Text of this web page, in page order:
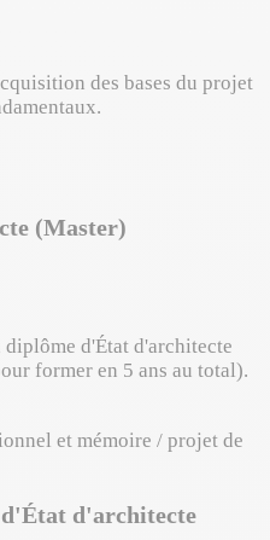
des bases du projet
(Master)
d'État d'architecte
former en 5 ans au total).
et mémoire / projet de
d'architecte